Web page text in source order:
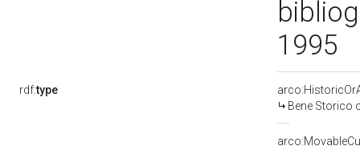
1995
rdf:type
Bene Storico